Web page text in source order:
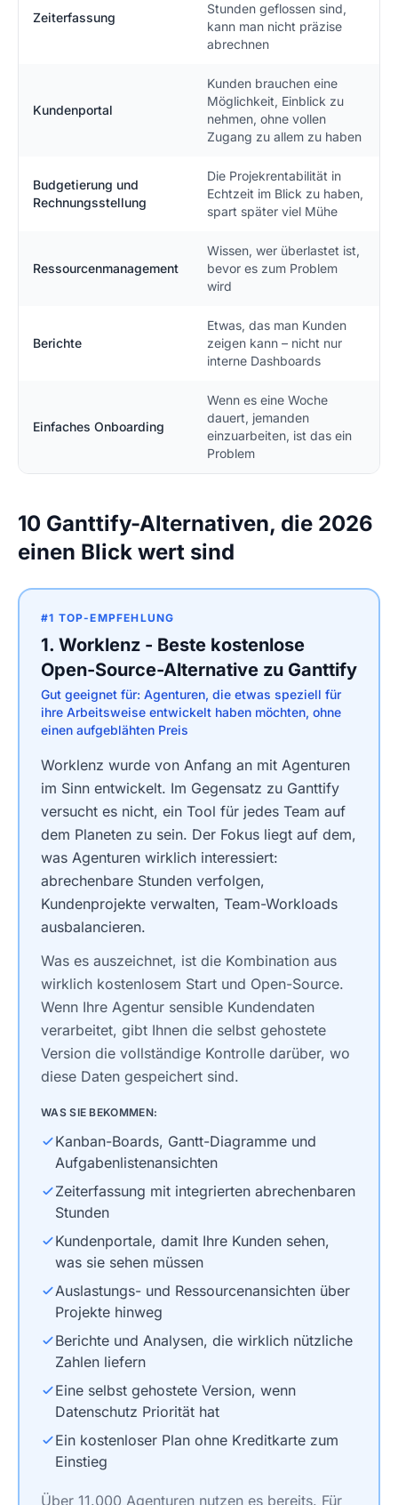
Zeiterfassung
Stunden geflossen sind,
kann man nicht präzise
abrechnen
Kundenportal
Kunden brauchen eine
Möglichkeit, Einblick zu
nehmen, ohne vollen
Zugang zu allem zu haben
Budgetierung und
Rechnungsstellung
Die Projekrentabilität in
Echtzeit im Blick zu haben,
spart später viel Mühe
Ressourcenmanagement
Wissen, wer überlastet ist,
bevor es zum Problem
wird
Berichte
Etwas, das man Kunden
zeigen kann – nicht nur
interne Dashboards
Einfaches Onboarding
Wenn es eine Woche
dauert, jemanden
einzuarbeiten, ist das ein
Problem
10 Ganttify-Alternativen, die 2026
einen Blick wert sind
#1 TOP-EMPFEHLUNG
1. Worklenz - Beste kostenlose
Open-Source-Alternative zu Ganttify
Gut geeignet für: Agenturen, die etwas speziell für
ihre Arbeitsweise entwickelt haben möchten, ohne
einen aufgeblähten Preis
Worklenz wurde von Anfang an mit Agenturen
im Sinn entwickelt. Im Gegensatz zu Ganttify
versucht es nicht, ein Tool für jedes Team auf
dem Planeten zu sein. Der Fokus liegt auf dem,
was Agenturen wirklich interessiert:
abrechenbare Stunden verfolgen,
Kundenprojekte verwalten, Team-Workloads
ausbalancieren.
Was es auszeichnet, ist die Kombination aus
wirklich kostenlosem Start und Open-Source.
Wenn Ihre Agentur sensible Kundendaten
verarbeitet, gibt Ihnen die selbst gehostete
Version die vollständige Kontrolle darüber, wo
diese Daten gespeichert sind.
WAS SIE BEKOMMEN:
Kanban-Boards, Gantt-Diagramme und
Aufgabenlistenansichten
Zeiterfassung mit integrierten abrechenbaren
Stunden
Kundenportale, damit Ihre Kunden sehen,
was sie sehen müssen
Auslastungs- und Ressourcenansichten über
Projekte hinweg
Berichte und Analysen, die wirklich nützliche
Zahlen liefern
Eine selbst gehostete Version, wenn
Datenschutz Priorität hat
Ein kostenloser Plan ohne Kreditkarte zum
Einstieg
Über 11.000 Agenturen nutzen es bereits. Für